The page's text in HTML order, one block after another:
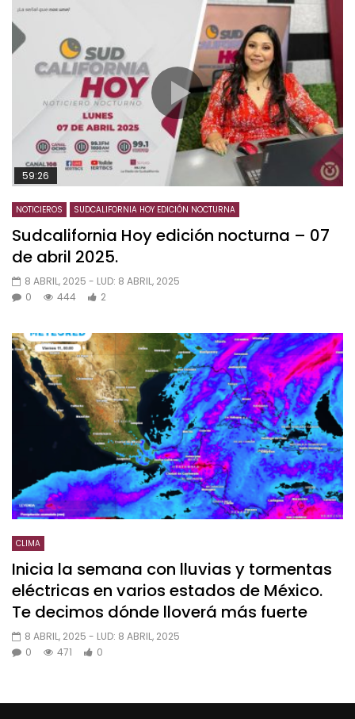
59:26
NOTICIEROS SUDCALIFORNIA HOY EDICIÓN NOCTURNA
Sudcalifornia Hoy edición nocturna – 07
de abril 2025.
8 ABRIL, 2025 - LUD: 8 ABRIL, 2025
0
444 2
CLIMA
Inicia la semana con lluvias y tormentas
eléctricas en varios estados de México.
Te decimos dónde lloverá más fuerte
8 ABRIL, 2025 - LUD: 8 ABRIL, 2025
0
471 0